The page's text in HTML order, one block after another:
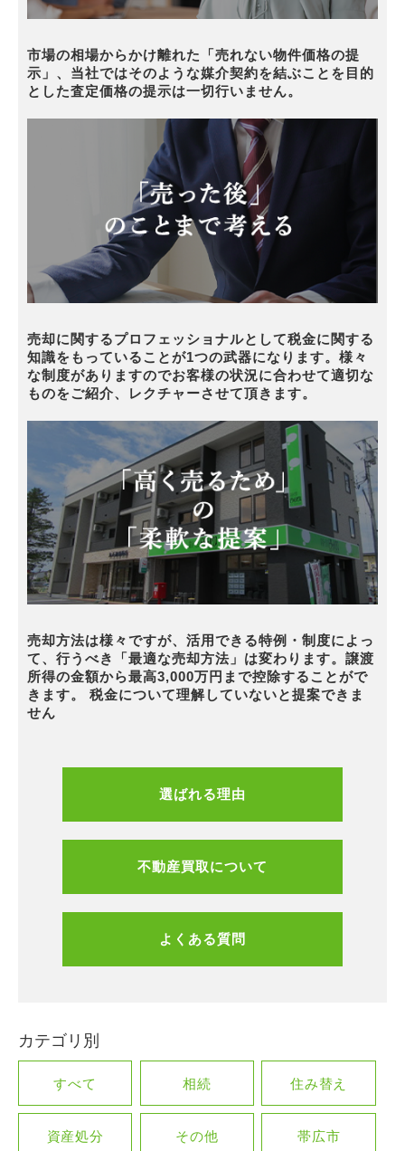
市場の相場からかけ離れた「売れない物件価格の提
示」、当社ではそのような媒介契約を結ぶことを目的
とした査定価格の提示は一切行いません。
売却に関するプロフェッショナルとして税金に関する
知識をもっていることが1つの武器になります。様々
な制度がありますのでお客様の状況に合わせて適切な
ものをご紹介、レクチャーさせて頂きます。
売却方法は様々ですが、活用できる特例・制度によっ
て、行うべき「最適な売却方法」は変わります。譲渡
所得の金額から最高3,000万円まで控除することがで
きます。 税金について理解していないと提案できま
せん
選ばれる理由
不動産買取について
よくある質問
カテゴリ別
すべて 相続 住み替え
資産処分 その他 帯広市